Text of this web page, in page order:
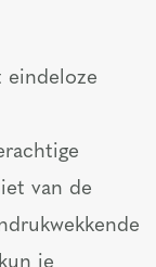
eindeloze
van de
je